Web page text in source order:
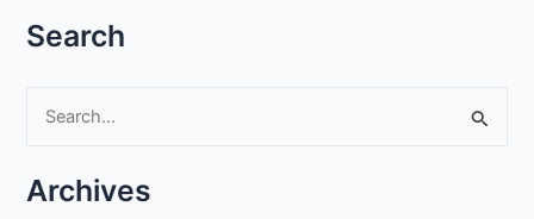
Search
qArchives